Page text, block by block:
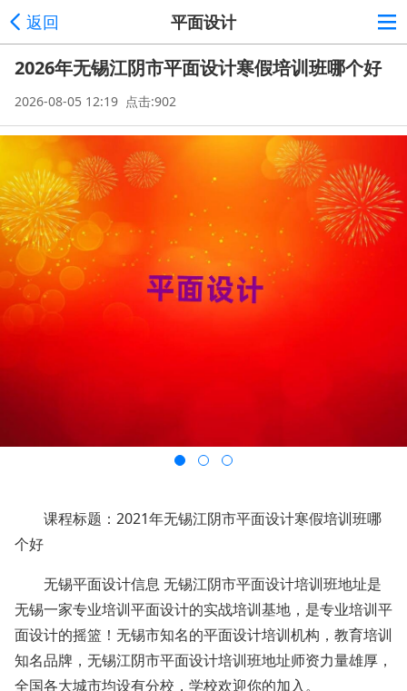
返回 平面设计
2026年无锡江阴市平面设计寒假培训班哪个好
2026-08-05 12:19 点击:902
课程标题：2021年无锡江阴市平面设计寒假培训班哪
个好
无锡平面设计信息 无锡江阴市平面设计培训班地址是
无锡一家专业培训平面设计的实战培训基地，是专业培训平
面设计的摇篮！无锡市知名的平面设计培训机构，教育培训
知名品牌，无锡江阴市平面设计培训班地址师资力量雄厚，
全国各大城市均设有分校，学校欢迎你的加入。